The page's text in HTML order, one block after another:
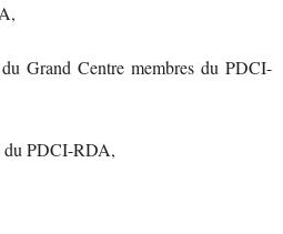
Grand Centre membres du PDCI-
du PDCI-RDA,